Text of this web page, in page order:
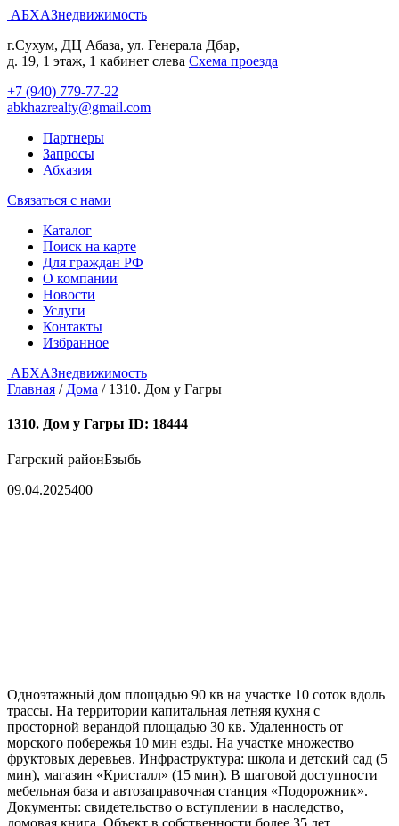
АБХАЗнедвижимость
г.Сухум, ДЦ Абаза, ул. Генерала Дбар,
д. 19, 1 этаж, 1 кабинет слева Cхема проезда
+7 (940) 779-77-22
abkhazrealty@gmail.com
Партнеры
Запросы
Абхазия
Связаться с нами
Каталог
Поиск на карте
Для граждан РФ
О компании
Новости
Услуги
Контакты
Избранное
АБХАЗнедвижимость
Главная / Дома / 1310. Дом у Гагры
1310. Дом у Гагры ID: 18444
Гагрский районБзыбь
09.04.2025400
Одноэтажный дом площадью 90 кв на участке 10 соток вдоль
трассы. На территории капитальная летняя кухня с
просторной верандой площадью 30 кв. Удаленность от
морского побережья 10 мин езды. На участке множество
фруктовых деревьев. Инфраструктура: школа и детский сад (5
мин), магазин «Кристалл» (15 мин). В шаговой доступности
мебельная база и автозаправочная станция «Подорожник».
Документы: свидетельство о вступлении в наследство,
домовая книга. Объект в собственности более 35 лет.